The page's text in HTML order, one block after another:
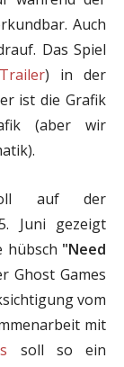
Auch
Das Spiel
Trailer) in der
ist die Grafik
(aber wir
auf der
Juni gezeigt
hübsch "Need
Ghost Games
vom
mit
soll so ein